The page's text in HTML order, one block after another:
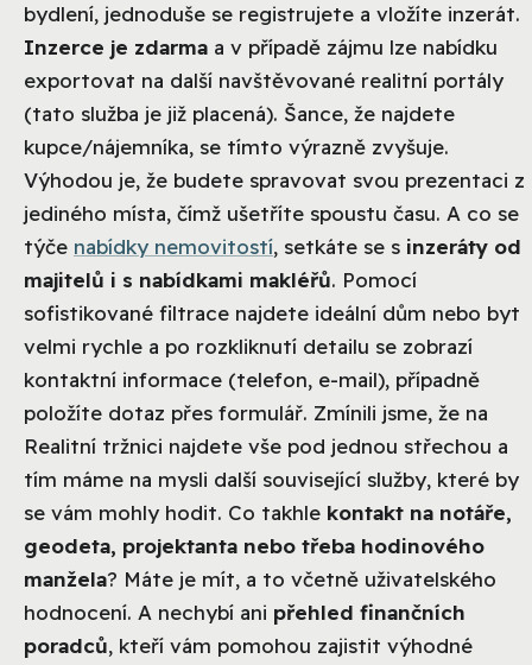
bydlení, jednoduše se registrujete a vložíte inzerát.
Inzerce je zdarma a v případě zájmu lze nabídku
exportovat na další navštěvované realitní portály
(tato služba je již placená). Šance, že najdete
kupce/nájemníka, se tímto výrazně zvyšuje.
Výhodou je, že budete spravovat svou prezentaci z
jediného místa, čímž ušetříte spoustu času. A co se
týče nabídky nemovitostí, setkáte se s inzeráty od
majitelů i s nabídkami makléřů. Pomocí
sofistikované filtrace najdete ideální dům nebo byt
velmi rychle a po rozkliknutí detailu se zobrazí
kontaktní informace (telefon, e-mail), případně
položíte dotaz přes formulář. Zmínili jsme, že na
Realitní tržnici najdete vše pod jednou střechou a
tím máme na mysli další související služby, které by
se vám mohly hodit. Co takhle kontakt na notáře,
geodeta, projektanta nebo třeba hodinového
manžela? Máte je mít, a to včetně uživatelského
hodnocení. A nechybí ani přehled finančních
poradců, kteří vám pomohou zajistit výhodné